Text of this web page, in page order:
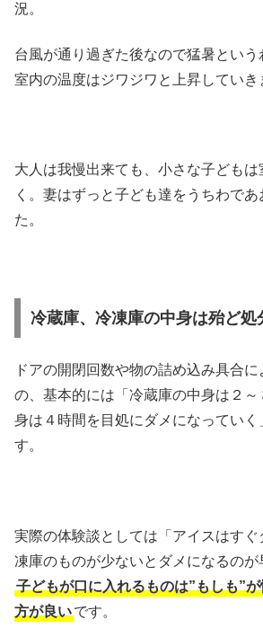
況。
台風が通り過ぎた後なので猛暑という
室内の温度はジワジワと上昇していき
大人は我慢出来ても、小さな子ども
く。妻はずっと子ども達をうちわで
た。
冷蔵庫、冷凍庫の中身は殆ど処
ドアの開閉回数や物の詰め込み具合
の、基本的には「冷蔵庫の中身は２～
身は４時間を目処にダメになっていく
す。
実際の体験談としては「アイスはす
凍庫のものが少ないとダメになるの
子どもが口に入れるものは”もしも”
方が良いです。